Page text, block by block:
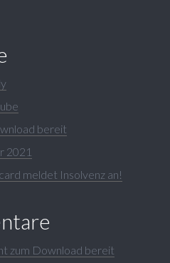
bereit
2021
meldet Insolvenz an!
zum Download bereit